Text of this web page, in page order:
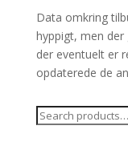
Data omkring
hyppigt, men
der eventuelt er
opdaterede de
Search